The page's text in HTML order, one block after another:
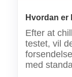
Hvordan er
Efter at
testet, vil
med